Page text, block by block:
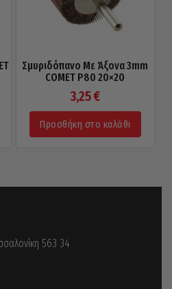
Σμυριδόπανο Με Άξονα 3mm
COMET P80 20×20
3,25€
Προσθήκη στο καλάθι
563 34